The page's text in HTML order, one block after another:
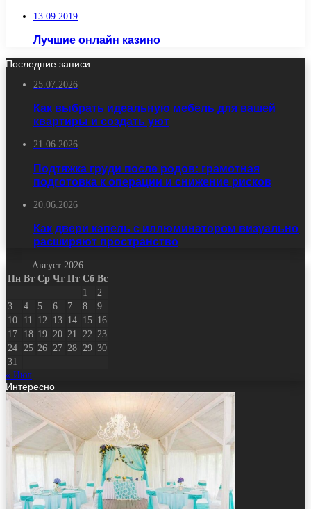
13.09.2019
Лучшие онлайн казино
Последние записи
25.07.2026
Как выбрать идеальную мебель для вашей
квартиры и создать уют
21.06.2026
Подтяжка груди после родов: грамотная
подготовка к операции и снижение рисков
20.06.2026
Как двери капель с иллюминатором визуально
расширяют пространство
Август 2026
Пн Вт Ср Чт Пт Сб Вс
1
2
3
4 5 6 7 8
9
10
11 12 13 14 15 16
17
18 19 20 21 22 23
24
25 26 27 28 29 30
31
« Июл
Интересно